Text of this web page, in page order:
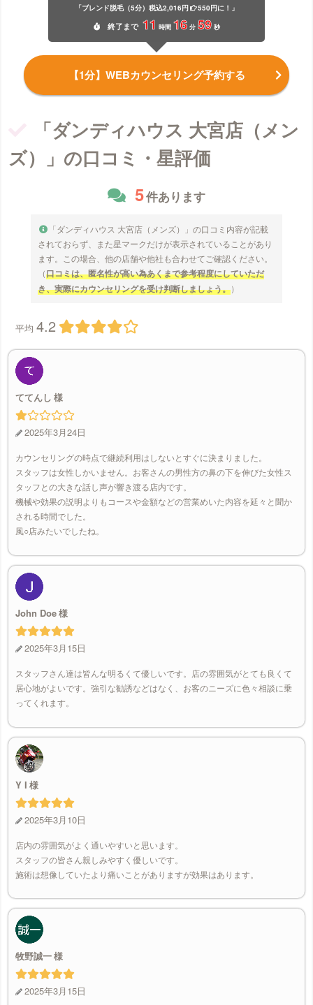
「ブレンド脱毛（5分）税込2,016円
550円に！」
終了 まで 11 時間 16 分 58 秒
【1分】WEBカウンセリング予約する
「ダンディハウス 大宮店（メン
ズ）」の口コミ・星評価
5件あります
「ダンディハウス 大宮店（メンズ）」の口コミ内容が記載
されておらず、また星マークだけが表示されていることがあり
ます。この場合、他の店舗や他社も合わせてご確認ください。
（口コミは、匿名性が高い為あくまで参考程度にしていただ
き、実際にカウンセリングを受け判断しましょう。）
平均4.2
ててんし
2025年3月24日
カウンセリングの時点で継続利用はしないとすぐに決まりました。
スタッフは女性しかいません。お客さんの男性方の鼻の下を伸びた女性ス
タッフとの大きな話し声が響き渡る店内です。
機械や効果の説明よりもコースや金額などの営業めいた内容を延々と聞か
される時間でした。
風○店みたいでしたね。
John Doe
2025年3月15日
スタッフさん達は皆んな明るくて優しいです。店の雰囲気がとても良くて
居心地がよいです。強引な勧誘などはなく、お客のニーズに色々相談に乗
ってくれます。
Y I
2025年3月10日
店内の雰囲気がよく通いやすいと思います。
スタッフの皆さん親しみやすく優しいです。
施術は想像していたより痛いことがありますが効果はあります。
牧野誠一
2025年3月15日